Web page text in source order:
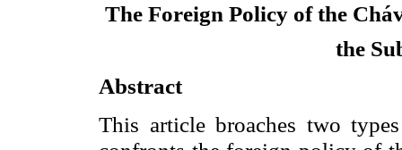
The Foreign Policy of the
the
Abstract
This article broaches two